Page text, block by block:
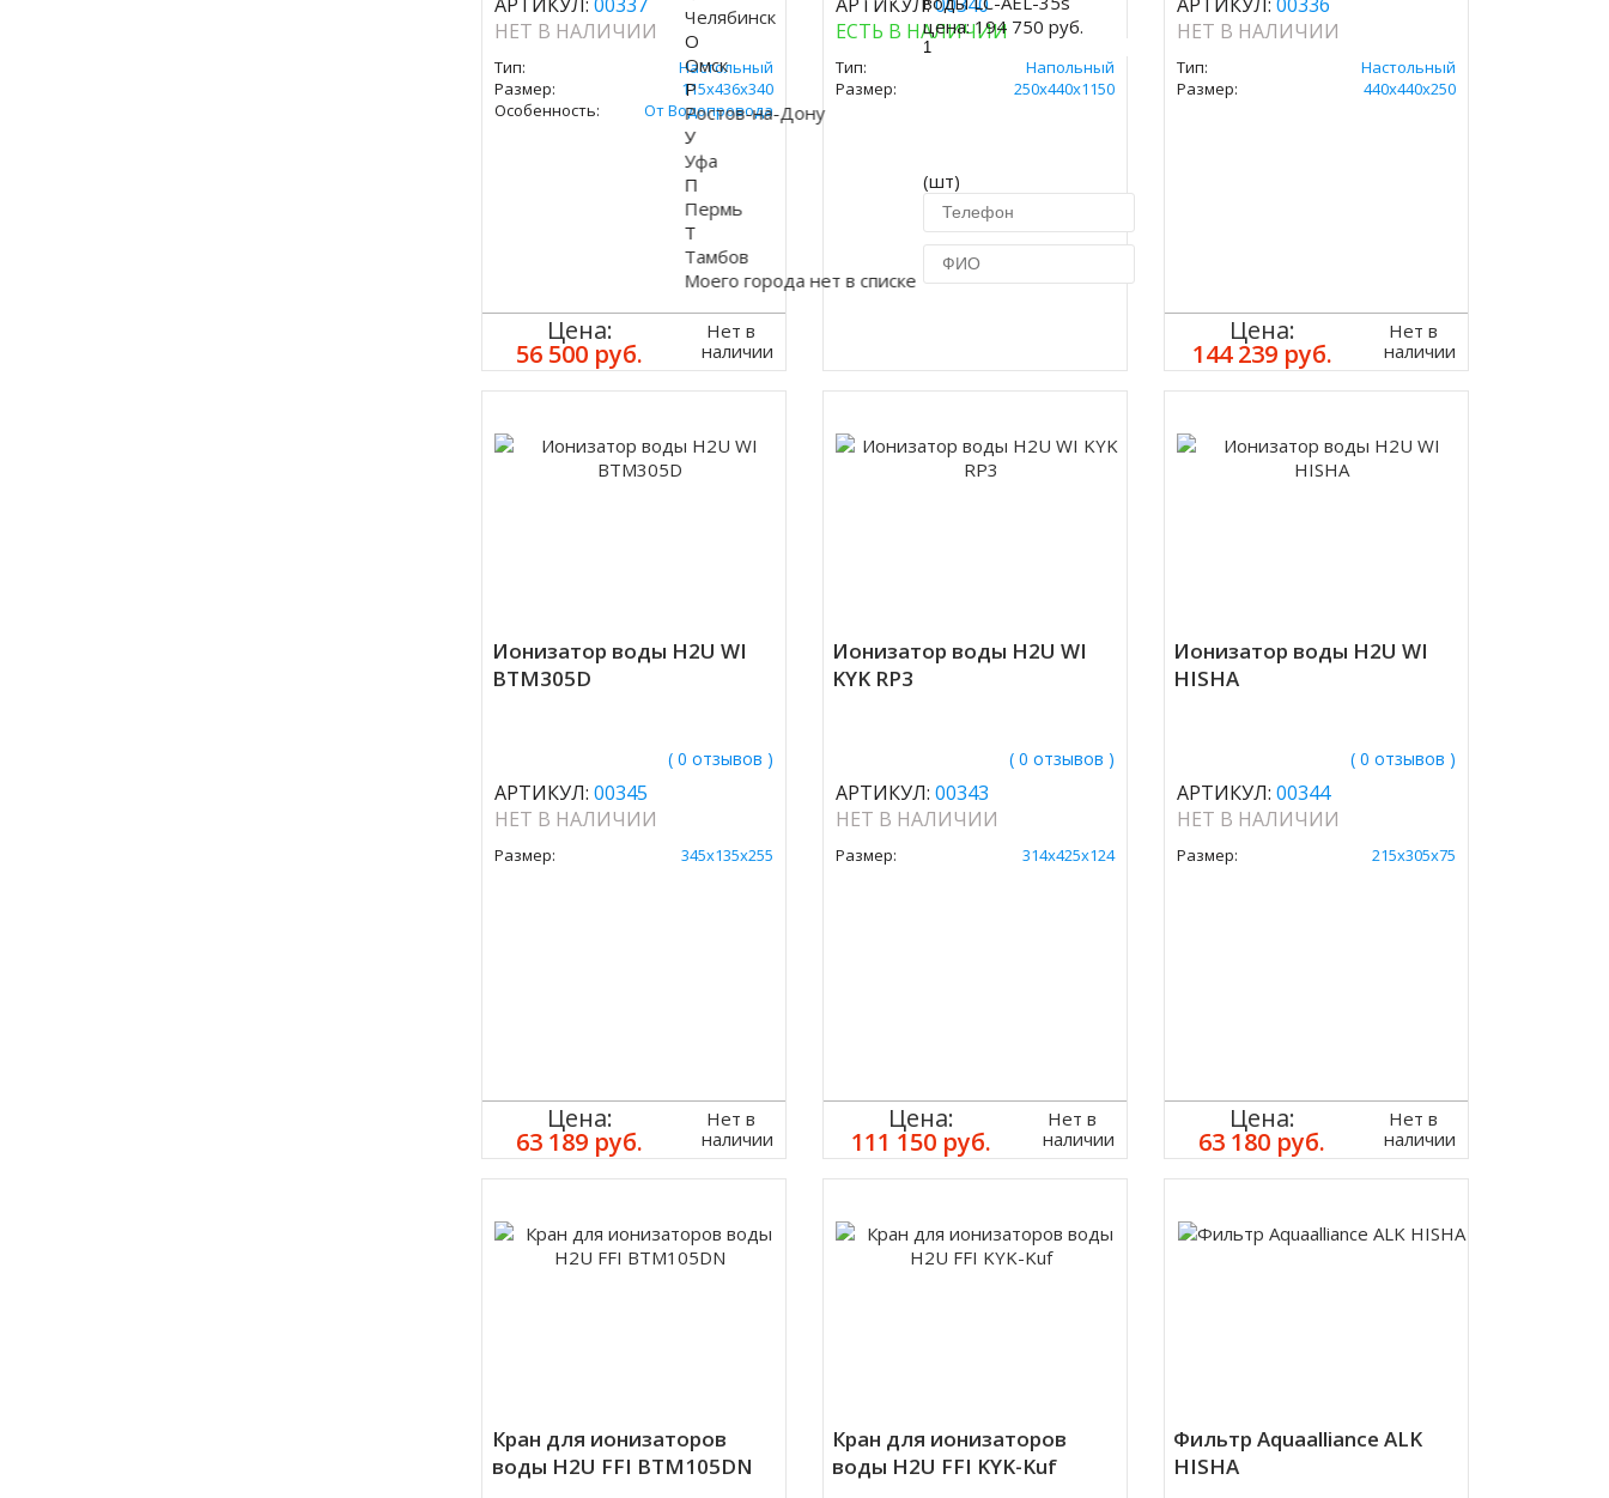
НЕТ В НАЛИЧИИ
Тип:
Настольный
Размер:
115x436x340
Особенность:
От Водопровода
Цена:
56 500 руб.
Нет в
наличии
ЕСТЬ В НАЛИЧИИ
Тип:
Напольный
Размер:
250х440х1150
цена:194 750 руб.
(шт)
НЕТ В НАЛИЧИИ
Тип:
Настольный
Размер:
440x440x250
Цена:
144 239 руб.
Нет в
наличии
Ионизатор воды H2U WI
BTM305D
( 0 отзывов )
АРТИКУЛ: 00345
НЕТ В НАЛИЧИИ
Размер: 345х135х255
Цена:
63 189 руб.
Нет в
наличии
Ионизатор воды H2U WI
KYK RP3
( 0 отзывов )
АРТИКУЛ: 00343
НЕТ В НАЛИЧИИ
Размер: 314х425х124
Цена:
111 150 руб.
Нет в
наличии
Ионизатор воды H2U WI
HISHA
( 0 отзывов )
АРТИКУЛ: 00344
НЕТ В НАЛИЧИИ
Размер: 215х305х75
Цена:
63 180 руб.
Нет в
наличии
Кран для ионизаторов
воды H2U FFI BTM105DN
Кран для ионизаторов
воды H2U FFI KYK-Kuf
Фильтр Aquaalliance ALK
HISHA
Челябинск
О
Омск
Р
Ростов-на-Дону
У
Уфа
П
Пермь
Т
Тамбов
Моего города нет в списке